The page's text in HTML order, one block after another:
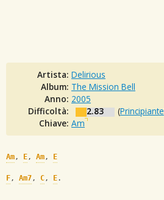
Artista: Delirious
Album: The Mission Bell
Anno: 2005
Difficoltà:
2.83 (Principiante
Chiave: Am
Am, E, Am, E
F, Am7, C, E.